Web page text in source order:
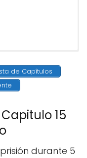
de Capítulos
15
durante 5